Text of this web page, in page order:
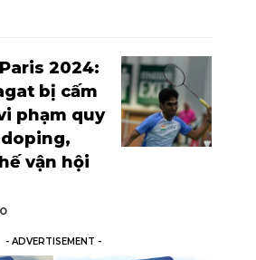
2024:
bị cấm
phạm quy
vận hội
- ADVERTISEMENT -